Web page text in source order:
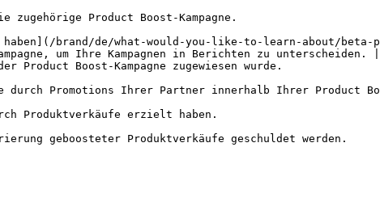
Product Boost-Kampagne.
brand/de/what-would-you-like-to-learn-about/beta-
um Ihre Kampagnen in Berichten zu unterscheiden. |
Boost-Kampagne zugewiesen wurde.
Promotions Ihrer Partner innerhalb Ihrer Product
Produktverkäufe erzielt haben.
geboosteter Produktverkäufe geschuldet werden.